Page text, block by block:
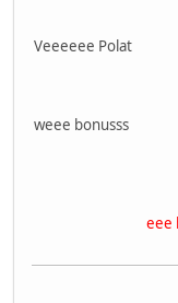
Veeeeee Polat
weee bonusss
eee